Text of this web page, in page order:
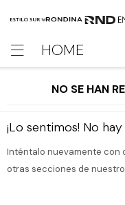
HOME

NO SE HAN
¡Lo sentimos! No
Inténtalo nuevamente con
otras secciones de